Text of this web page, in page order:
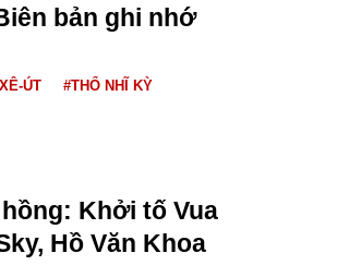
bản ghi nhớ
ÚT #THỔ NHĨ KỲ
Khởi tố Vua
Hồ Văn Khoa